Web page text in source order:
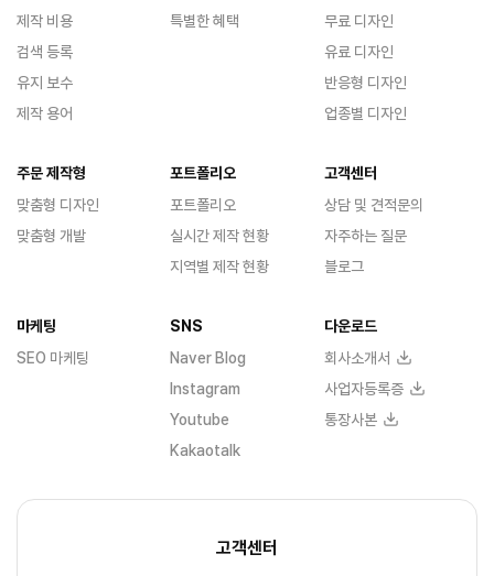
고객센터
제작 비용
검색 등록
유지 보수
제작 용어
특별한 혜택
무료 디자인
유료 디자인
반응형 디자인
업종별 디자인
주문 제작형
맞춤형 디자인
맞춤형 개발
포트폴리오
포트폴리오
실시간 제작 현황
지역별 제작 현황
고객센터
상담 및 견적문의
자주하는 질문
블로그
마케팅
SEO 마케팅
SNS
Naver Blog
Instagram
Youtube
Kakaotalk
다운로드
회사소개서
사업자등록증
통장사본